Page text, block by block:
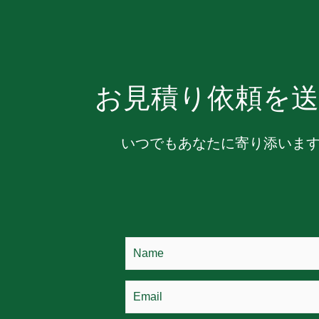
お見積り依頼を
いつでもあなたに寄り添いま